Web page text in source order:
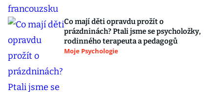
Co mají děti opravdu prožít o
prázdninách? Ptali jsme se psycholožky,
rodinného terapeuta a pedagogů
Moje Psychologie